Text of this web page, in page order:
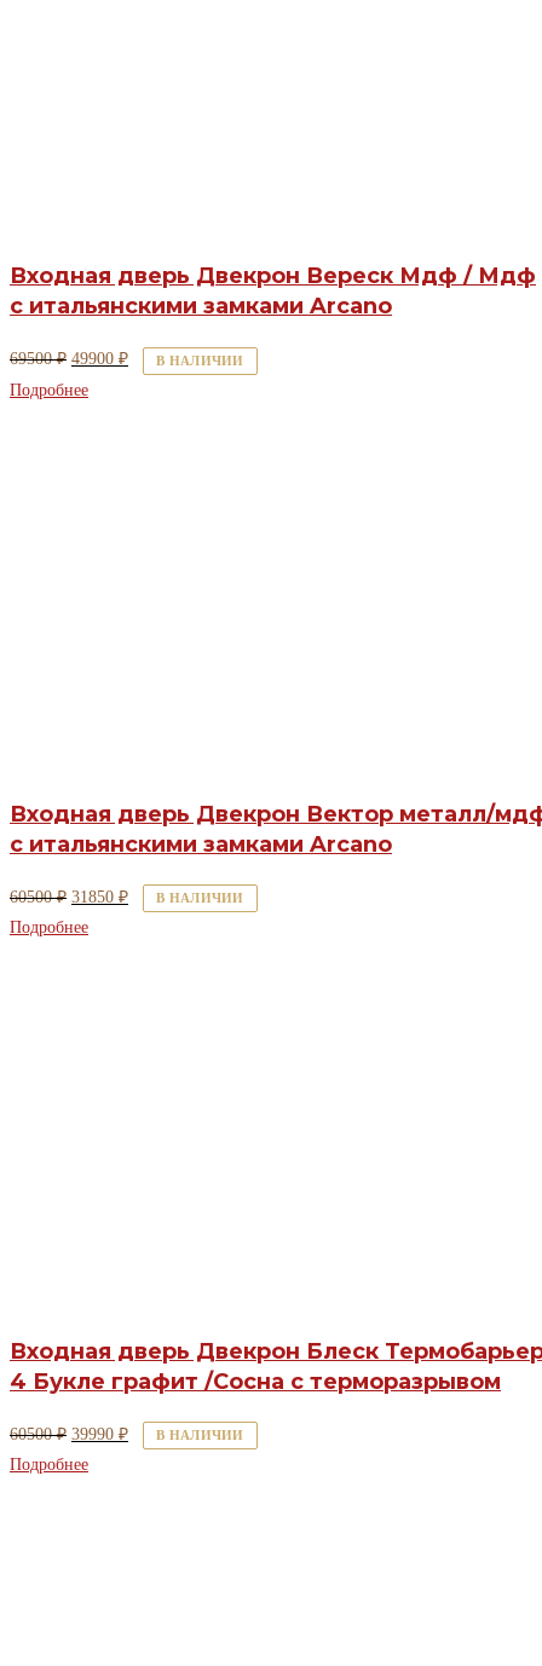
Входная дверь Двекрон Вереск Мдф / Мдф
с итальянскими замками Arcano
69500₽ Первоначальная
цена
49900 ₽ТекущаяВ НАЛИЧИИ
Подробнее
Входная дверь Двекрон Вектор металл/
с итальянскими замками Arcano
60500₽ Первоначальная
цена
31850 ₽ТекущаяВ НАЛИЧИИ
Подробнее
Входная дверь Двекрон Блеск
4 Букле графит /Сосна с терморазрывом
60500₽ Первоначальная
цена
39990 ₽ТекущаяВ НАЛИЧИИ
Подробнее